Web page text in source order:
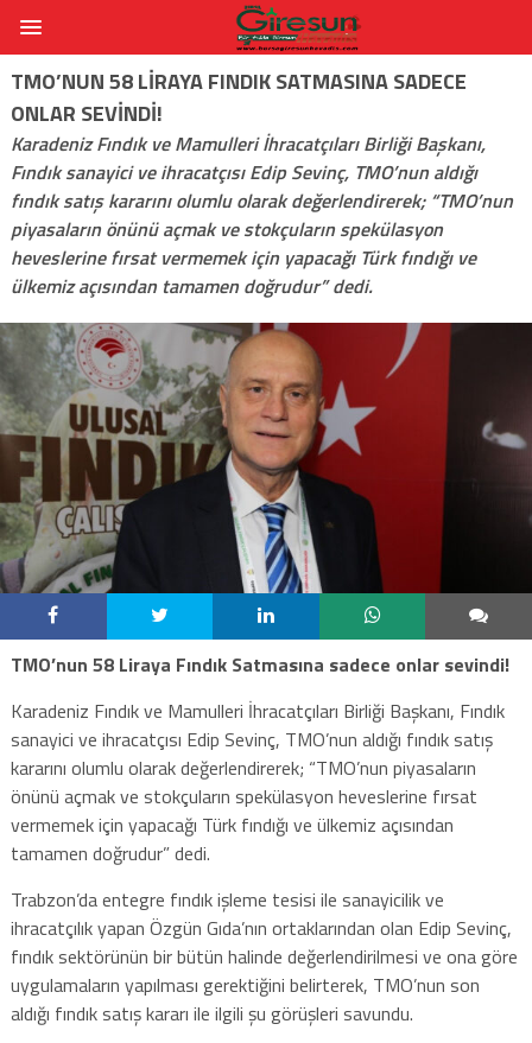
TMO’NUN 58 LIRAYA FINDIK SATMASINA SADECE
ONLAR SEVINDI!
Karadeniz Fındık ve Mamulleri İhracatçıları Birliği​ Başkanı,
Fındık sanayici ve ihracatçısı Edip Sevinç, TMO’nun aldığı
fındık satış kararını olumlu olarak değerlendirerek; “TMO’nun
piyasaların önünü açmak ve stokçuların spekülasyon
heveslerine fırsat vermemek için yapacağı Türk fındığı ve
ülkemiz açısından tamamen doğrudur” dedi.
TMO’nun 58 Liraya Fındık Satmasına sadece onlar sevindi!
Karadeniz Fındık ve Mamulleri İhracatçıları Birliği​ Başkanı, Fındık
sanayici ve ihracatçısı Edip Sevinç, TMO’nun aldığı fındık satış
kararını olumlu olarak değerlendirerek; “TMO’nun piyasaların
önünü açmak ve stokçuların spekülasyon heveslerine fırsat
vermemek için yapacağı Türk fındığı ve ülkemiz açısından
tamamen doğrudur” dedi.
Trabzon’da entegre fındık işleme tesisi ile sanayicilik ve
ihracatçılık yapan Özgün Gıda’nın ortaklarından olan Edip Sevinç,
fındık sektörünün bir bütün halinde değerlendirilmesi ve ona göre
uygulamaların yapılması gerektiğini belirterek, TMO’nun son
aldığı fındık satış kararı ile ilgili şu görüşleri savundu.